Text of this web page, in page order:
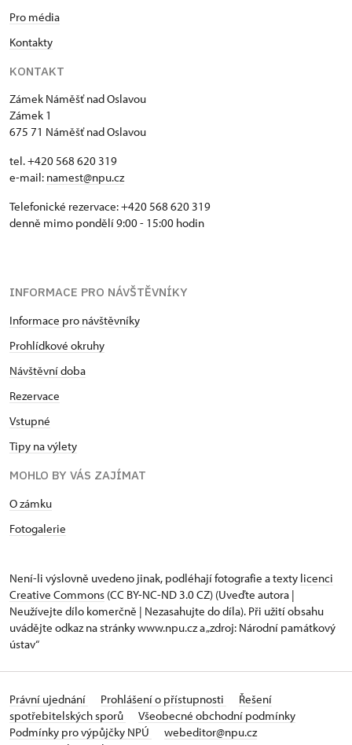
Pro média
Kontakty
KONTAKT
Zámek Náměšť nad Oslavou
Zámek 1
675 71 Náměšť nad Oslavou
tel. +420 568 620 319
e-mail: namest@npu.cz
Telefonické rezervace: +420 568 620 319
denně mimo pondělí 9:00 - 15:00 hodin
INFORMACE PRO NÁVŠTĚVNÍKY
Informace pro návštěvníky
Prohlídkové okruhy
Návštěvní doba
Rezervace
Vstupné
Tipy na výlety
MOHLO BY VÁS ZAJÍMAT
O zámku
Fotogalerie
Není-li výslovně uvedeno jinak, podléhají fotografie a texty licenci
Creative Commons (CC BY-NC-ND 3.0 CZ) (Uveďte autora |
Neužívejte dílo komerčně | Nezasahujte do díla). Při užití obsahu
uvádějte odkaz na stránky www.npu.cz a „zdroj: Národní památkový
ústav“
Právní ujednání Prohlášení o přístupnosti
Řešení
spotřebitelských sporů
Všeobecné obchodní podmínky
Podmínky pro výpůjčky NPÚ
webeditor@npu.cz